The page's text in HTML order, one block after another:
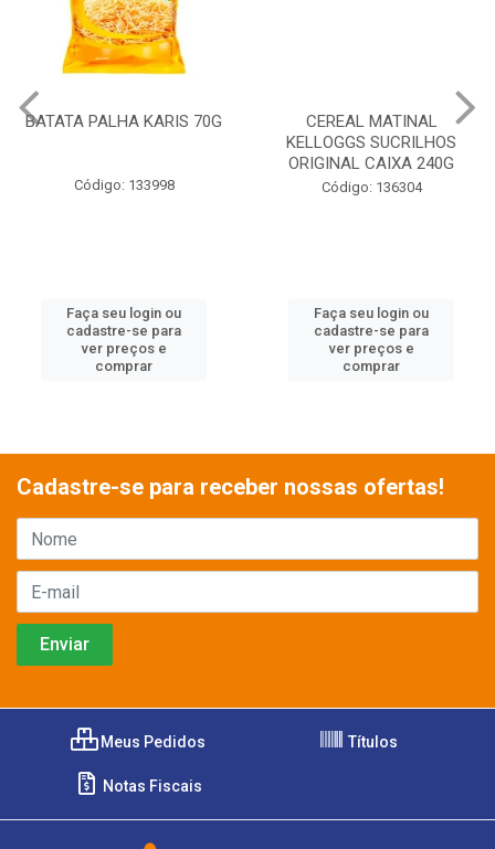
BATATA PALHA KARIS 70G
Código: 133998
Faça seu login ou
cadastre-se para
ver preços e
comprar
CEREAL MATINAL
KELLOGGS SUCRILHOS
ORIGINAL CAIXA 240G
Código: 136304
Faça seu login ou
cadastre-se para
ver preços e
comprar
Cadastre-se para receber nossas ofertas!
Meus Pedidos Títulos
Notas Fiscais